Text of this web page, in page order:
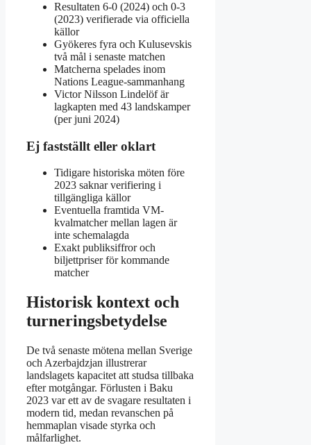
Resultaten 6-0 (2024) och 0-3
(2023) verifierade via officiella
källor
Gyökeres fyra och Kulusevskis
två mål i senaste matchen
Matcherna spelades inom
Nations League-sammanhang
Victor Nilsson Lindelöf är
lagkapten med 43 landskamper
(per juni 2024)
Ej fastställt eller oklart
Tidigare historiska möten före
2023 saknar verifiering i
tillgängliga källor
Eventuella framtida VM-
kvalmatcher mellan lagen är
inte schemalagda
Exakt publiksiffror och
biljettpriser för kommande
matcher
Historisk kontext och
turneringsbetydelse
De två senaste mötena mellan Sverige
och Azerbajdzjan illustrerar
landslagets kapacitet att studsa tillbaka
efter motgångar. Förlusten i Baku
2023 var ett av de svagare resultaten i
modern tid, medan revanschen på
hemmaplan visade styrka och
målfarlighet.